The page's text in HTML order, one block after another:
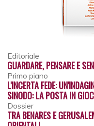
Editoriale
GUARDARE, PENSARE E
Primo piano
L'INCERTA FEDE:
SINODO: LA POSTA IN
Dossier
TRA BENARES E